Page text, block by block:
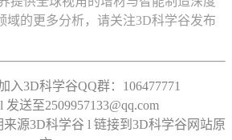
域的更多分析，请关注3D科学谷发布
入3D科学谷QQ群：106477771
发送至2509957133@qq.com
源3D科学谷 l 链接到3D科学谷网站原